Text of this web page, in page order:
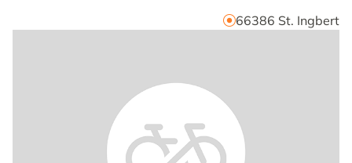
66386 St. Ingbert